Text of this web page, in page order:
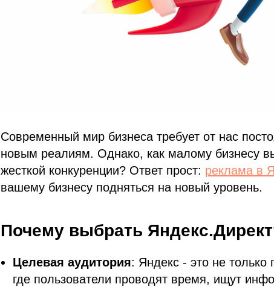
Современный мир бизнеса требует от нас
новым реалиям. Однако, как малому бизнесу
жесткой конкуренции? Ответ прост: реклама в
вашему бизнесу подняться на новый уровень.
Почему выбрать
Целевая аудитория: Яндекс - это не только
где пользователи проводят время, ищут